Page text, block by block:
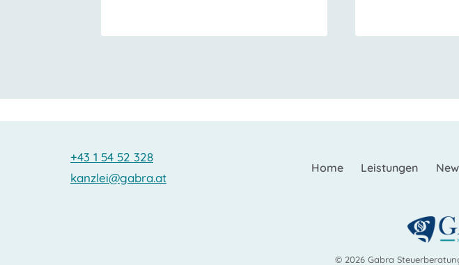
+43 1 54 52 328
kanzlei@gabra.at
Home Leistungen
© 2026 Gabra